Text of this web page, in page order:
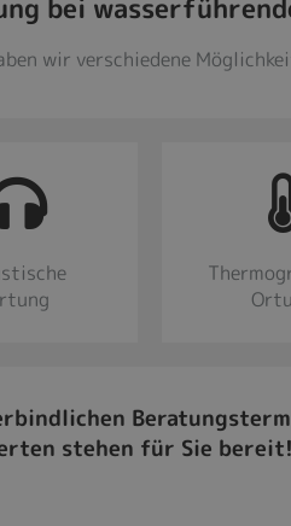
bei
wir verschiedene
stehen für Sie bereit!